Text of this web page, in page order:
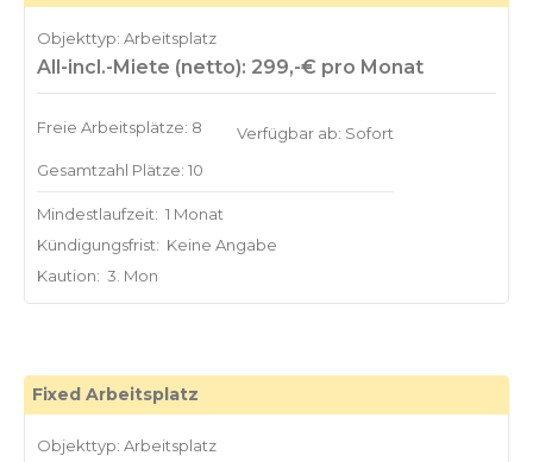
Objekttyp: Arbeitsplatz
All-incl.-Miete (netto): 299,-€ pro Monat
Freie Arbeitsplätze: 8
Gesamtzahl Plätze: 10
Verfügbar ab: Sofort
Mindestlaufzeit: 1 Monat
Kündigungsfrist: Keine Angabe
Kaution: 3. Mon
Fixed Arbeitsplatz
Objekttyp: Arbeitsplatz